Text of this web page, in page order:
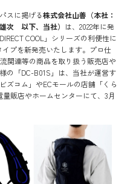
スに掲げる株式会社山善（本社：
次 以下、当社） は、2022年に発
COOL」シリーズの利便性に
プを新発売いたします。プロ仕
関連等の商品を取り扱う販売店や
の「DC-B01S」は、当社が運営す
ズコム」やECモールの店舗「くら
販店やホームセンターにて、3月